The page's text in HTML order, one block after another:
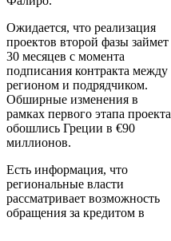
Ожидается, что реализация
проектов второй фазы займет
30 месяцев с момента
подписания контракта между
регионом и подрядчиком.
Обширные изменения в
рамках первого этапа проекта
обошлись Греции в €90
миллионов.
Есть информация, что
региональные власти
рассматривает возможность
обращения за кредитом в